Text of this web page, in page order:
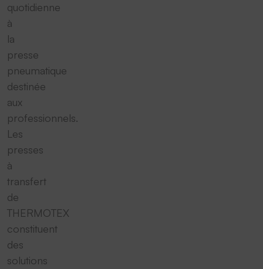
quotidienne
à
la
presse
pneumatique
destinée
aux
professionnels.
Les
presses
à
transfert
de
THERMOTEX
constituent
des
solutions